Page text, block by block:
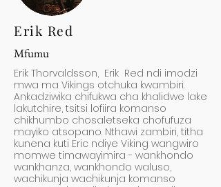
Erik Red
Mfumu
Erik Thorvaldsson, Erik Red ndi imodzi
mwa ma Vikings otchuka kwambiri.
Ankadziwika chifukwa cha khalidwe lake
lakutchire, tsitsi lofiira komanso
chikhumbo chosaletseka chofufuza
mayiko atsopano. Nthawi zambiri, titha
kunena kuti Eric ndiye Viking wangwiro
momwe timawayimira - wankhondo
wankhanza, wankhondo waluso,
wachikunja wachikunja komanso